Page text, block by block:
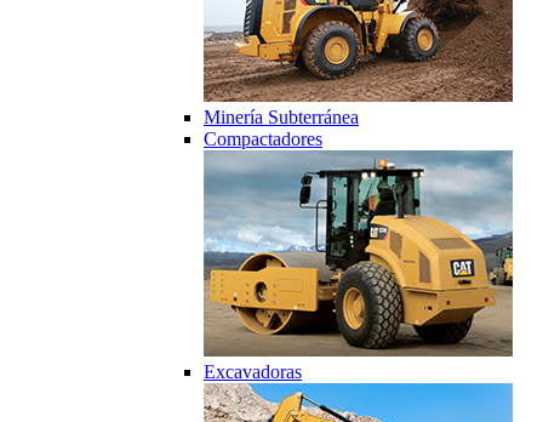
Minería Subterránea
Compactadores
Excavadoras